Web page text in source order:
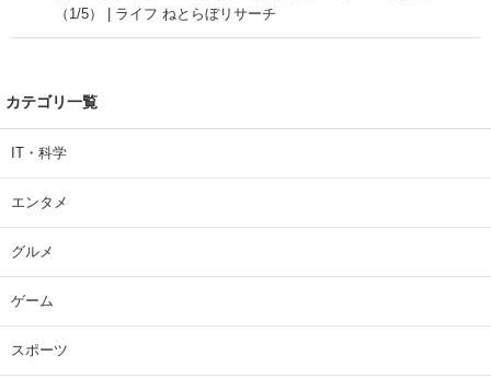
（1/5） | ライフ ねとらぼリサーチ
カテゴリ一覧
IT・科学
エンタメ
グルメ
ゲーム
スポーツ